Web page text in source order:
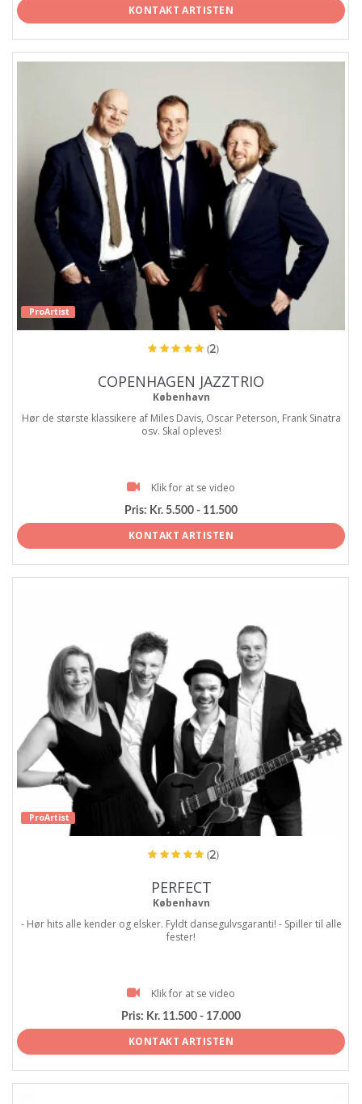
KONTAKT ARTISTEN
ProArtist
(2)
COPENHAGEN JAZZTRIO
København
Hør de største klassikere af Miles Davis, Oscar Peterson, Frank Sinatra
osv. Skal opleves!
Klik for at se video
Pris: Kr. 5.500 - 11.500
KONTAKT ARTISTEN
ProArtist
(2)
PERFECT
København
- Hør hits alle kender og elsker. Fyldt dansegulvsgaranti! - Spiller til alle
fester!
Klik for at se video
Pris: Kr. 11.500 - 17.000
KONTAKT ARTISTEN